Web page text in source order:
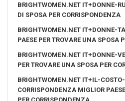
BRIGHTWOMEN.NET IT+DONNE-
DI SPOSA PER CORRISPONDENZA
BRIGHTWOMEN.NET IT+DONNE-
PAESE PER TROVARE UNA SPOSA
BRIGHTWOMEN.NET IT+DONNE-
PER TROVARE UNA SPOSA PER
BRIGHTWOMEN.NET IT+IL-
CORRISPONDENZA MIGLIOR
PER CORRISPONDENZA